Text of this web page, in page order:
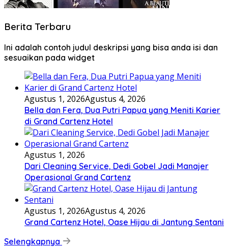
Berita Terbaru
Ini adalah contoh judul deskripsi yang bisa anda isi dan
sesuaikan pada widget
Agustus 1, 2026Agustus 4, 2026
Bella dan Fera, Dua Putri Papua yang Meniti Karier
di Grand Cartenz Hotel
Agustus 1, 2026
Dari Cleaning Service, Dedi Gobel Jadi Manajer
Operasional Grand Cartenz
Agustus 1, 2026Agustus 4, 2026
Grand Cartenz Hotel, Oase Hijau di Jantung Sentani
Selengkapnya